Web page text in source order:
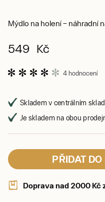
Mýdlo na holení – náhradní
549 Kč
4 hodnocení
Skladem v centrálním
Je skladem na obou
PŘIDAT
Doprava nad 2000 Kč